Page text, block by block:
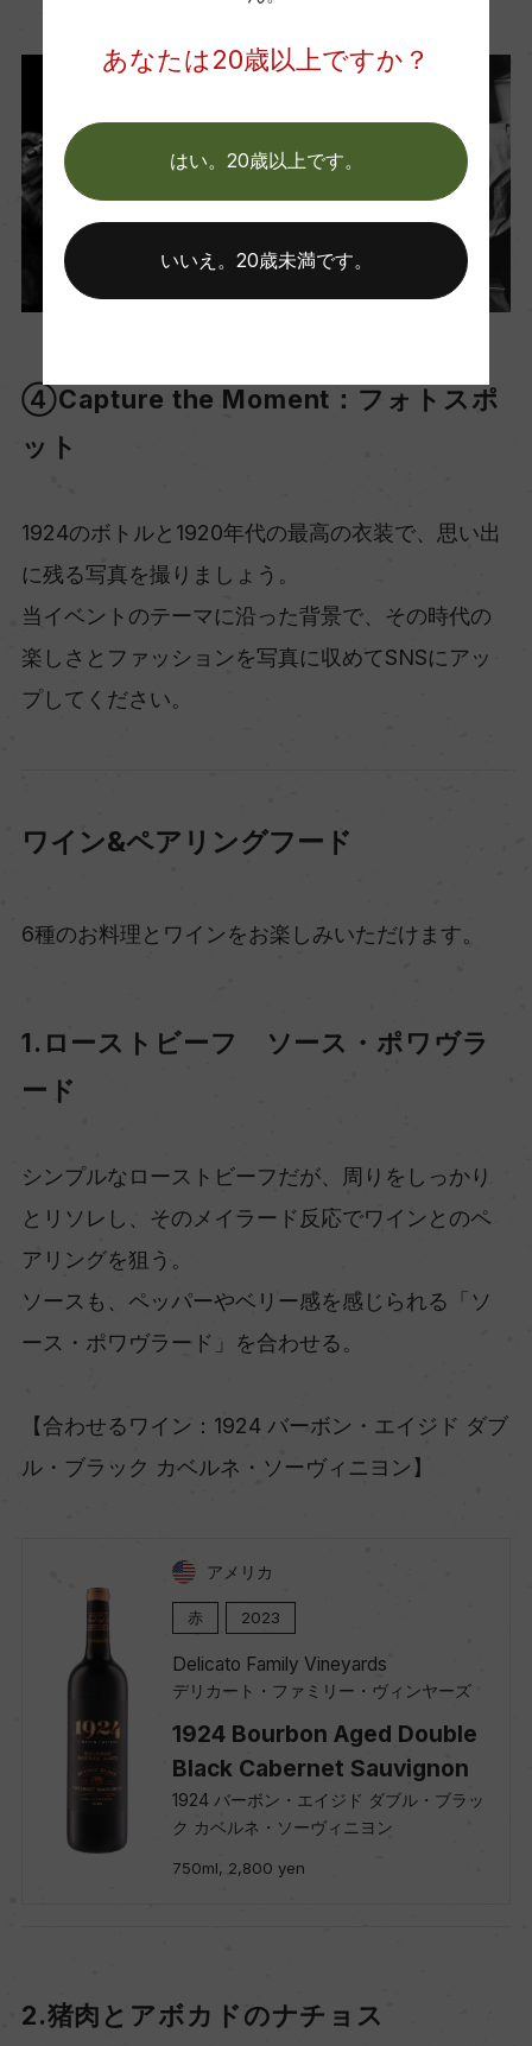
④Capture the Moment：フォトスポ
ット
1924のボトルと1920年代の最高の衣装で、思い出
に残る写真を撮りましょう。
当イベントのテーマに沿った背景で、その時代の
楽しさとファッションを写真に収めてSNSにアッ
プしてください。
ワイン&ペアリングフード
6種のお料理とワインをお楽しみいただけます。
1.ローストビーフ ソース・ポワヴラ
ード
シンプルなローストビーフだが、周りをしっかり
とリソレし、そのメイラード反応でワインとのペ
アリングを狙う。
ソースも、ペッパーやベリー感を感じられる「ソ
ース・ポワヴラード」を合わせる。
【合わせるワイン：1924 バーボン・エイジド ダブ
ル・ブラック カベルネ・ソーヴィニヨン】
アメリカ
赤 2023
Delicato Family Vineyards
デリカート・ファミリー・ヴィンヤーズ
1924 Bourbon Aged Double
Black Cabernet Sauvignon
1924 バーボン・エイジド ダブル・ブラッ
ク カベルネ・ソーヴィニヨン
750ml, 2,800 yen
2.猪肉とアボカドのナチョス
あなたは20歳以上ですか？
はい。20歳以上です。
いいえ。20歳未満です。